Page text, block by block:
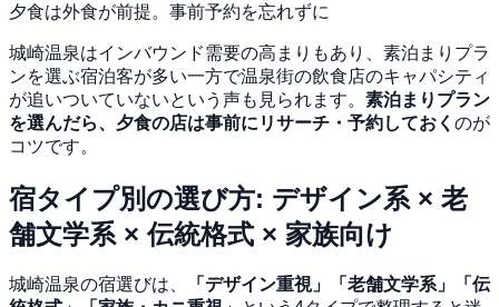
夕食は外食が前提。事前予約を忘れずに
城崎温泉はインバウンド需要の高まりもあり、素泊まりプラ
ンを選ぶ宿泊客が多い一方で温泉街の飲食店のキャパシティ
が追いついていないという声も見られます。 素泊まりプラン
を選んだら、夕食の店は事前にリサーチ・予約しておく のが
コツです。
宿タイプ別の選び方: デザイン系 × 老
舗文学系 × 伝統格式 × 家族向け
城崎温泉の宿選びは、
「デザイン重視」「老舗文学系」「伝